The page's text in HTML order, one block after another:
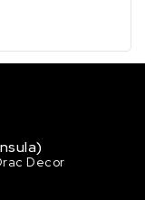
Decor